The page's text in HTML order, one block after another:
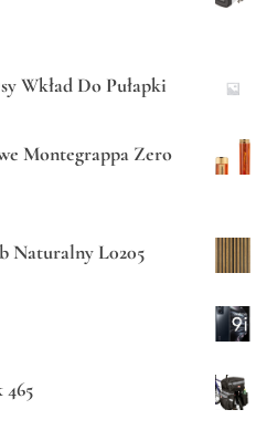
Wkład Do Pułapki
Montegrappa Zero
Naturalny L0205
465